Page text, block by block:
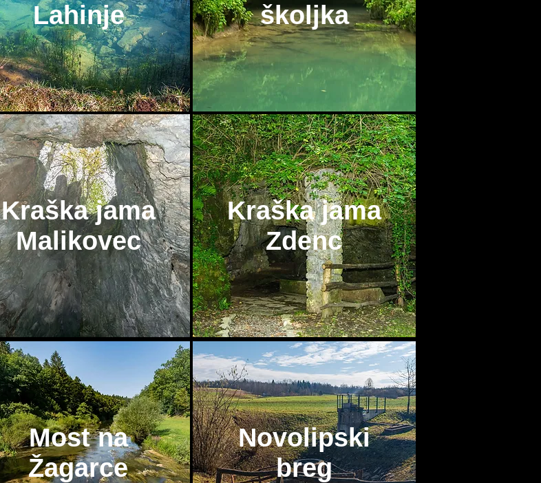
Lahinje
školjka
Kraška jama
Malikovec
Kraška jama
Zdenc
Most na
Žagarce
Novolipski
breg